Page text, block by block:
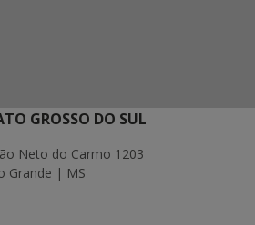
GROSSO DO SUL
Neto do Carmo 1203
Grande | MS